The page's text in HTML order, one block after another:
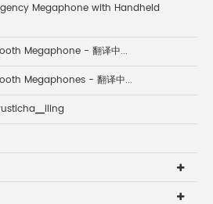
Megaphone with Handheld
Megaphone - 翻译中...
Megaphones - 翻译中...